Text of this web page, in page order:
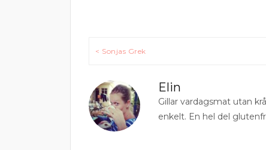
Inläggsnavigering
< Sonjas Grek
Elin
Gillar vardagsmat utan
enkelt. En hel del